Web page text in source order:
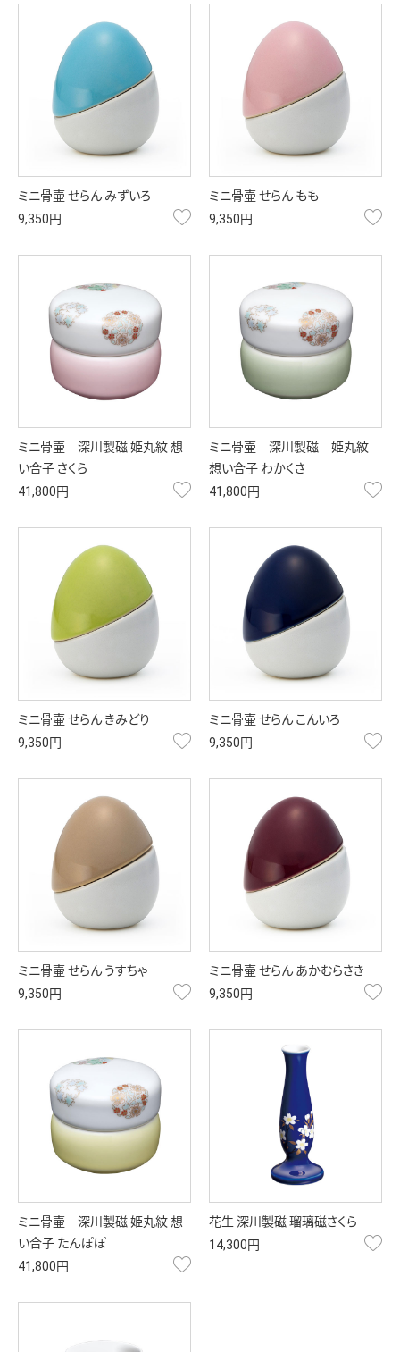
ミニ骨壷 せらん みずいろ
9,350円
お気に入り
ミニ骨壷 せらん もも
9,350円
ミニ骨壷 深川製磁 姫丸紋 想
い合子 さくら
41,800円
お気に入り
ミニ骨壷 深川製磁 姫丸紋
想い合子 わかくさ
41,800円
ミニ骨壷 せらん きみどり
9,350円
お気に入り
ミニ骨壷 せらん こんいろ
9,350円
ミニ骨壷 せらん うすちゃ
9,350円
お気に入り
ミニ骨壷 せらん あかむらさき
9,350円
ミニ骨壷 深川製磁 姫丸紋 想
い合子 たんぽぽ
41,800円
花生 深川製磁 瑠璃磁さくら
14,300円